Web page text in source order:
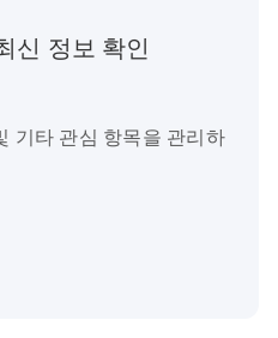
신 정보 확인
기타 관심 항목을 관리하